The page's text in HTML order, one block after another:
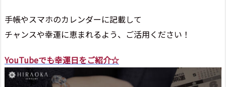
手帳やスマホのカレンダーに記載して
チャンスや幸運に恵まれるよう、ご活用ください！
YouTubeでも幸運日をご紹介☆